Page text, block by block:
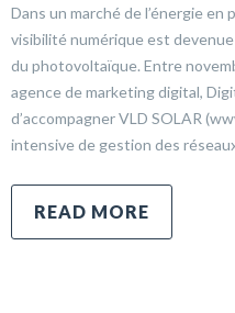
Dans un marché de l’énergie
visibilité numérique est
du photovoltaïque. Entre
agence de marketing digital,
d’accompagner VLD SOLAR
intensive de gestion des
READ MORE